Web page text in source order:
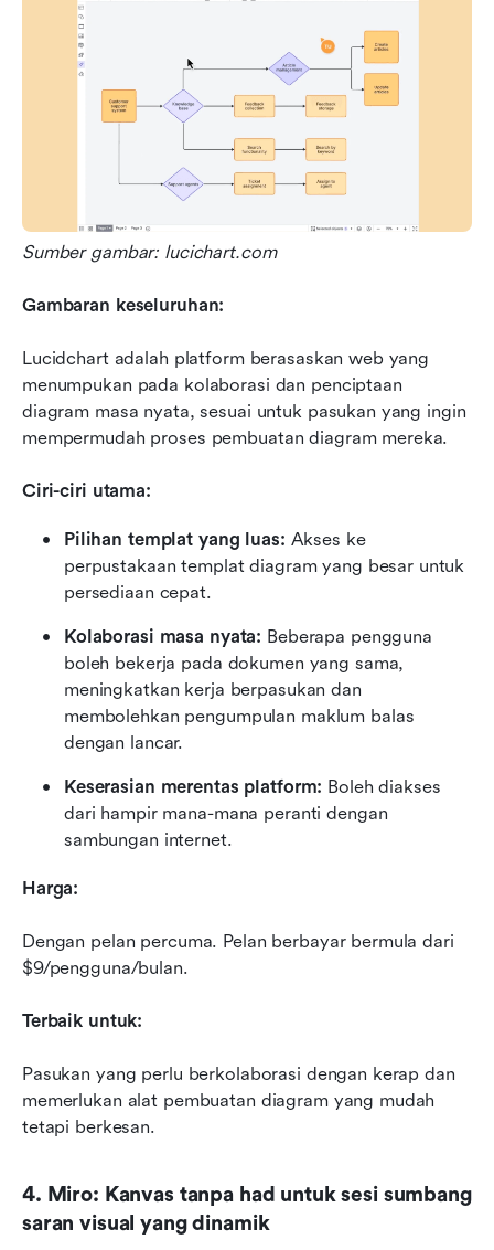
Sumber gambar: lucichart.com
Gambaran keseluruhan:
Lucidchart adalah platform berasaskan web yang
menumpukan pada kolaborasi dan penciptaan
diagram masa nyata, sesuai untuk pasukan yang ingin
mempermudah proses pembuatan diagram mereka.
Ciri-ciri utama:
Pilihan templat yang luas: Akses ke
perpustakaan templat diagram yang besar untuk
persediaan cepat.
Kolaborasi masa nyata: Beberapa pengguna
boleh bekerja pada dokumen yang sama,
meningkatkan kerja berpasukan dan
membolehkan pengumpulan maklum balas
dengan lancar.
Keserasian merentas platform: Boleh diakses
dari hampir mana-mana peranti dengan
sambungan internet.
Harga:
Dengan pelan percuma. Pelan berbayar bermula dari
$9/pengguna/bulan.
Terbaik untuk:
Pasukan yang perlu berkolaborasi dengan kerap dan
memerlukan alat pembuatan diagram yang mudah
tetapi berkesan.
4. Miro: Kanvas tanpa had untuk sesi sumbang
saran visual yang dinamik